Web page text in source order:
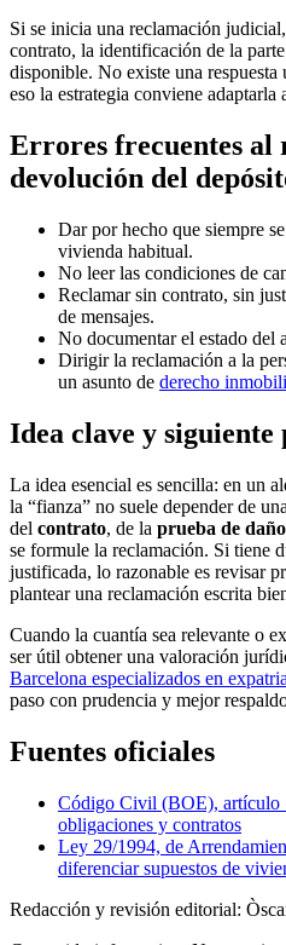
Si se inicia una reclamación
contrato, la identificación de la
disponible. No existe una
eso la estrategia conviene adaptarla
Errores frecuentes al
devolución del
Dar por hecho que siempre
vivienda habitual.
No leer las condiciones de
Reclamar sin contrato, sin
de mensajes.
No documentar el estado del
Dirigir la reclamación a la
un asunto de derecho
Idea clave y siguiente
La idea esencial es sencilla: en un
la “fianza” no suele depender de
del contrato, de la prueba de
se formule la reclamación. Si tiene
justificada, lo razonable es revisar
plantear una reclamación escrita
Cuando la cuantía sea relevante o
ser útil obtener una valoración
Barcelona especializados en
paso con prudencia y mejor
Fuentes oficiales
Código Civil (BOE), artículo
obligaciones y contratos
Ley 29/1994, de
diferenciar supuestos de
Redacción y revisión editorial: